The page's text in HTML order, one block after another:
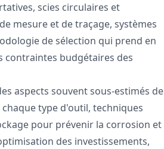
scies circulaires et
mesure et de traçage, systèmes
de sélection qui prend en
contraintes budgétaires des
aspects souvent sous-estimés de
type d'outil, techniques
pour prévenir la corrosion et
des investissements,